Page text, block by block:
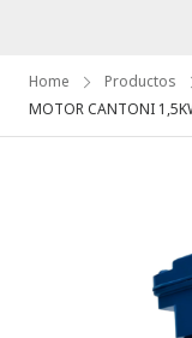
Home Productos
MOTOR CANTONI